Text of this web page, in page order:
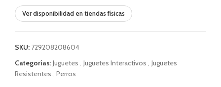
Ver disponibilidad en tiendas físicas
SKU: 729208208604
Categorías:Juguetes, Juguetes Interactivos, Juguetes
Resistentes, Perros